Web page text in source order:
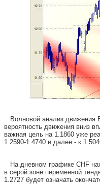
Волновой анализ движения
вероятность движения вниз
важная цель на 1.1860 уже
1.2590-1.4740 и далее - к
На дневном графике CHF
в серой зоне переменной
1.2727 будет означать